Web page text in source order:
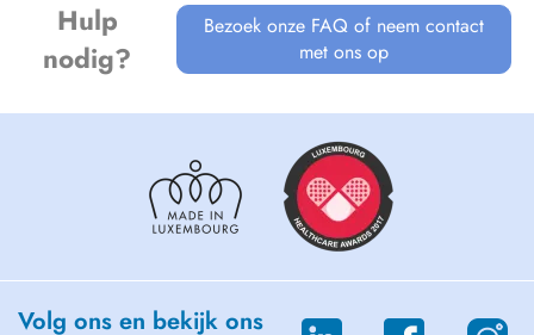
Hulp
nodig?
Bezoek onze FAQ of neem contact
met ons op
Volg ons en bekijk ons